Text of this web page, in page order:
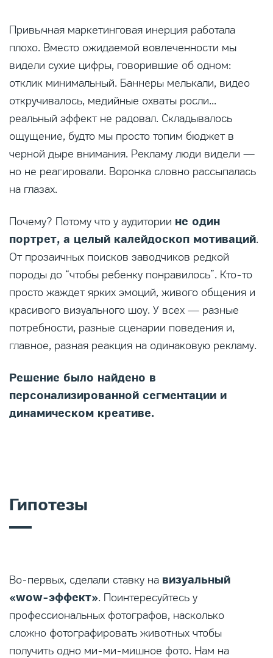
Привычная маркетинговая инерция работала
плохо. Вместо ожидаемой вовлеченности мы
видели сухие цифры, говорившие об одном:
отклик минимальный. Баннеры мелькали, видео
откручивалось, медийные охваты росли...
реальный эффект не радовал. Складывалось
ощущение, будто мы просто топим бюджет в
черной дыре внимания. Рекламу люди видели —
но не реагировали. Воронка словно рассыпалась
на глазах.
Почему? Потому что у аудитории не один
портрет, а целый калейдоскоп мотиваций.
От прозаичных поисков заводчиков редкой
породы до “чтобы ребенку понравилось”. Кто-то
просто жаждет ярких эмоций, живого общения и
красивого визуального шоу. У всех — разные
потребности, разные сценарии поведения и,
главное, разная реакция на одинаковую рекламу.
Решение было найдено в
персонализированной сегментации и
динамическом креативе.
Гипотезы
Во-первых, сделали ставку на визуальный
«wow-эффект». Поинтересуйтесь у
профессиональных фотографов, насколько
сложно фотографировать животных чтобы
получить одно ми-ми-мишное фото. Нам на